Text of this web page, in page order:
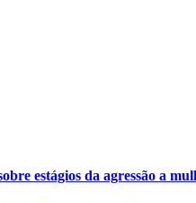
estágios da agressão a